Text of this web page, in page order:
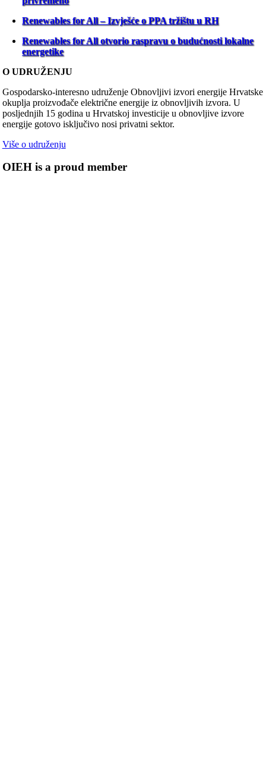
Renewables for All – Izvješće o PPA tržištu u RH
Renewables for All otvorio raspravu o budućnosti lokalne
energetike
O UDRUŽENJU
Gospodarsko-interesno udruženje Obnovljivi izvori energije Hrvatske
okuplja proizvođače električne energije iz obnovljivih izvora. U
posljednjih 15 godina u Hrvatskoj investicije u obnovljive izvore
energije gotovo isključivo nosi privatni sektor.
Više o udruženju
OIEH is a proud member